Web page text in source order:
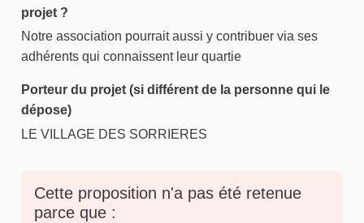
projet ?
Notre association pourrait aussi y contribuer via ses
adhérents qui connaissent leur quartie
Porteur du projet (si différent de la personne qui le
dépose)
LE VILLAGE DES SORRIERES
Cette proposition n'a pas été retenue
parce que :